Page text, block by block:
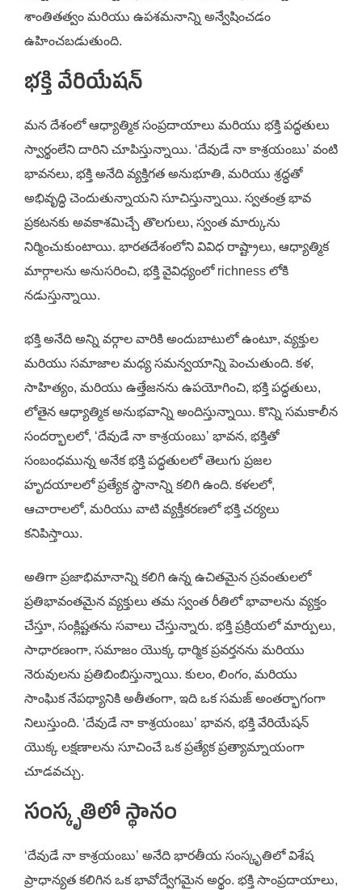
శాంతితత్వం మరియు ఉపశమనాన్ని అన్వేషించడం
ఉహించబడుతుంది.
భక్తి వేరియేషన్
మన దేశంలో ఆధ్యాత్మిక సంప్రదాయాలు మరియు భక్తి పద్ధతులు
స్వార్థంలేని దారిని చూపిస్తున్నాయి. ‘దేవుడే నా కాశ్రయంబు’ వంటి
భావనలు, భక్తి అనేది వ్యక్తిగత అనుభూతి, మరియు శ్రద్ధతో
అభివృద్ధి చెందుతున్నాయని సూచిస్తున్నాయి. స్వతంత్ర భావ
ప్రకటనకు అవకాశమిచ్చే తొలగులు, స్వంత మార్కును
నిర్మించుకుంటాయి. భారతదేశంలోని వివిధ రాష్ట్రాలు, ఆధ్యాత్మిక
మార్గాలను అనుసరించి, భక్తి వైవిధ్యంలో richness లోకి
నడుస్తున్నాయి.
భక్తి అనేది అన్ని వర్గాల వారికి అందుబాటులో ఉంటూ, వ్యక్తుల
మరియు సమాజాల మధ్య సమన్వయాన్ని పెంచుతుంది. కళ,
సాహిత్యం, మరియు ఉత్తేజనను ఉపయోగించి, భక్తి పద్ధతులు,
లోతైన ఆధ్యాత్మిక అనుభవాన్ని అందిస్తున్నాయి. కొన్ని సమకాలీన
సందర్భాలలో, ‘దేవుడే నా కాశ్రయంబు’ భావన, భక్తితో
సంబంధమున్న అనేక భక్తి పద్ధతులలో తెలుగు ప్రజల
హృదయాలలో ప్రత్యేక స్థానాన్ని కలిగి ఉంది. కళలలో,
ఆచారాలలో, మరియు వాటి వ్యక్తీకరణలో భక్తి చర్యలు
కనిపిస్తాయి.
అతిగా ప్రజాభిమానాన్ని కలిగి ఉన్న ఉచితమైన స్రవంతులలో
ప్రతిభావంతమైన వ్యక్తులు తమ స్వంత రీతిలో భావాలను వ్యక్తం
చేస్తూ, సంక్లిష్టతను సవాలు చేస్తున్నారు. భక్తి ప్రక్రియలో మార్పులు,
సాధారణంగా, సమాజం యొక్క ధార్మిక ప్రవర్తనను మరియు
నెరువులను ప్రతిబింబిస్తున్నాయి. కులం, లింగం, మరియు
సాంఘిక నేపథ్యానికి అతీతంగా, ఇది ఒక సమజ్ అంతర్భాగంగా
నిలుస్తుంది. ‘దేవుడే నా కాశ్రయంబు’ భావన, భక్తి వేరియేషన్
యొక్క లక్షణాలను సూచించే ఒక ప్రత్యేక ప్రత్యామ్నాయంగా
చూడవచ్చు.
సంస్కృతిలో స్థానం
‘దేవుడే నా కాశ్రయంబు’ అనేది భారతీయ సంస్కృతిలో విశేష
ప్రాధాన్యత కలిగిన ఒక భావోద్వేగమైన అర్థం. భక్తి సాంప్రదాయాలు,